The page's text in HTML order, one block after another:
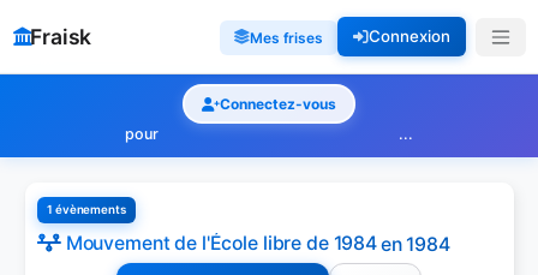
Fraisk Mes frises Connexion
Connectez-vous
pour
...
1 évènements
Mouvement de l'École libre de 1984en 1984